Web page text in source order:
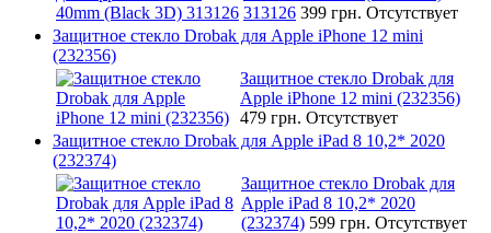
313126 399 грн. Отсутствует
Защитное стекло Drobak для Apple iPhone 12 mini
(232356)
Защитное стекло Drobak для
Apple iPhone 12 mini (232356)
479 грн. Отсутствует
Защитное стекло Drobak для Apple iPad 8 10,2* 2020
(232374)
Защитное стекло Drobak для
Apple iPad 8 10,2* 2020
(232374) 599 грн. Отсутствует